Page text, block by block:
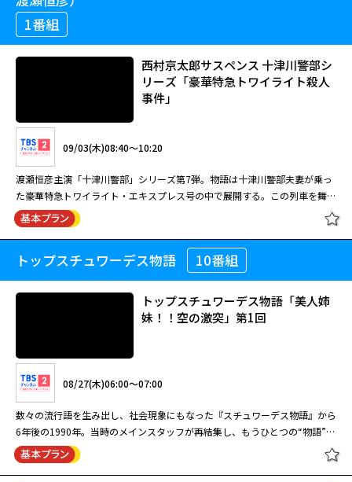
高級クラブの若いホステ ス・井岡さつき（瑛蓮）で、手紙には十津川警部
と京都で3日間を楽しく過ごしたと記してあるとともに、十津川への恋心 ま
で綴られていた。また、数日前に新宿で暴漢に襲われていたさつきを十津川
が助けたとあったが、十津川には全て 身に覚えのないことだった。亀井刑
事（石丸謙二郎）と北村警部補（友近）ほか捜査一課の刑事たちは、十津川
に限っ て浮気はありえないと思いながらも、その手紙が原因で、十津川の
きが十津川と泊まったという旅館に亀井が電話をすると、宿の女将は確かに
その2人に間違いな いと証言する。ということは、誰かが十津川警部の名を
騙っているのだろうか。そんな疑問の湧いた数日後、さつきが 新宿の自宅
マンションで死体となって発見される。さつきが行きつけにしていたネット
カフェへ行くと、事件の前日に使 用したというパソコンの裏にSDカードが
貼り付けてあった。中身を調べるとパーティー中らしき男女8人の集合写真
が 記録されていた。さつきを含めて女性が5人、男性が3人。男は仮面を被
っており素性は分からなかったが、調べを進 めるとさつきが勤めていた高
級クラブのホステスたちとママ、そして常連客だと判明する。
08/24(月)01:10～03:50
内藤剛志主演の十津川警部シリーズ第5弾を、3時間スペシャルでお届け。
十津川警部のもとに高級クラブのホステス から手紙が届いた。手紙には京
都でともに3日間を過ごしたと記されていたが、十津川には身に覚えがな
く…。さら に、秘密パーティーに参加したホステスが次々と殺される連続
殺人事件が発生。早春の京都を舞台に、十津川と、警 部の名を騙るニセ十
津川警部の対決の幕が開く！2018年作品。 【ストーリー】 警視庁捜査一課
の十津川警部（内藤剛志）のもとに京都から郵便が届いた。送り主は新宿の
と京都で3日間を楽しく過ごしたと記してあるとともに、十津川への恋心 ま
で綴られていた。また、数日前に新宿で暴漢に襲われていたさつきを十津川
が助けたとあったが、十津川には全て 身に覚えのないことだった。亀井刑
事（石丸謙二郎）と北村警部補（友近）ほか捜査一課の刑事たちは、十津川
妻・直子（池上季実子）が家を出て行ったことを知り 複雑な心境だ。さつ
きが十津川と泊まったという旅館に亀井が電話をすると、宿の女将は確かに
騙っているのだろうか。そんな疑問の湧いた数日後、さつきが 新宿の自宅
マンションで死体となって発見される。さつきが行きつけにしていたネット
カフェへ行くと、事件の前日に使 用したというパソコンの裏にSDカードが
貼り付けてあった。中身を調べるとパーティー中らしき男女8人の集合写真
が 記録されていた。さつきを含めて女性が5人、男性が3人。男は仮面を被
っており素性は分からなかったが、調べを進 めるとさつきが勤めていた高
級クラブのホステスたちとママ、そして常連客だと判明する。
閉じる
1番組
西村京太郎サスペンス 十津川警部シ
リーズ「豪華特急トワイライト殺人
事件」
09/03(木)08:40～10:20
渡瀬恒彦主演「十津川警部」シリーズ第7弾。物語は十津川警部夫妻が乗っ
た豪華特急トワイライト・エキスプレス号の中で展開する。この列車を舞台
にシリーズ最凶の冷血な殺人犯・竹内に挑む！ 今回初めて十津川警部の
妻・直子が登場。その直子役にかたせ梨乃が扮するほか、榎木孝明、秋本奈
緒美、薬丸裕英、そして中畑清といった豪華キャストの競演も見どころ。
【ストーリー】 十津川警部（渡瀬恒彦）が妻・直子（かたせ梨乃）と久々
の休暇を楽しむつもりで乗った札幌発“豪華特急トワイライト・エキスプレ
ス号”。トワイライト・エキスプレス号は札幌から大阪まで約22時間で走る
人気の寝台特急である。その車内で凶悪犯の竹内耕三（榎木孝明）と一緒に
なる。彼は6年前に婦女暴行傷害で十津川が逮捕した男だ。凶悪事件の予感
予告メモが車内にばらまかれ、直子が誘拐されてしまう。十津川は、竹内を
怪しむが彼は狡猾に十津川の追及の手を逃れ続ける。そんな十津川の状況を
知った亀井が、急遽、停車駅の新津に駆けつけ、二人は捜査を本格的に開始
する。
西村京太郎サスペンス 十津川警部シ
リーズ「豪華特急トワイライト殺人
事件」
渡瀬恒彦主演「十津川警部」シリーズ第7弾。物語は十津川警部夫妻が乗っ
た豪華特急トワイライト・エキスプレス号の中で展開する。この列車を舞台
にシリーズ最凶の冷血な殺人犯・竹内に挑む！ 今回初めて十津川警部の
妻・直子が登場。その直子役にかたせ梨乃が扮するほか、榎木孝明、秋本奈
緒美、薬丸裕英、そして中畑清といった豪華キャストの競演も見どころ。
【ストーリー】 十津川警部（渡瀬恒彦）が妻・直子（かたせ梨乃）と久々
の休暇を楽しむつもりで乗った札幌発“豪華特急トワイライト・エキスプレ
トップスチュワーデス物語 10番組
トップスチュワーデス物語「美人姉
妹！！空の激突」第1回
08/27(木)06:00～07:00
数々の流行語を生み出し、社会現象にもなった『スチュワーデス物語』から
6年後の1990年。当時のメインスタッフが再結集し、もうひとつの“物語”が
描かれた。元スチュワーデスの新米アシスタントパーサーとおちこぼれスチ
ュワーデスたちが国際線を舞台に大活躍？！するさまを描く。“根性”と“成